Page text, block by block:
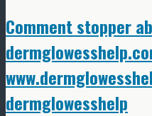
Comment stopper
dermglowesshelp